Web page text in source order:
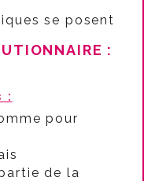
se posent
:
:​
pour
de la